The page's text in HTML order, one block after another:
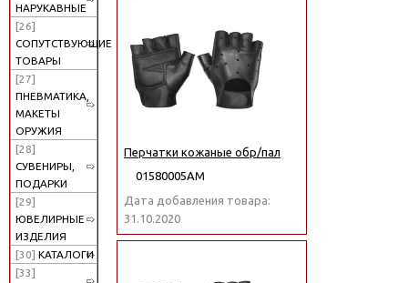
НАРУКАВНЫЕ
[26]
СОПУТСТВУЮЩИЕ
ТОВАРЫ
[27]
ПНЕВМАТИКА,
МАКЕТЫ
ОРУЖИЯ
[28]
СУВЕНИРЫ,
ПОДАРКИ
[29]
ЮВЕЛИРНЫЕ
ИЗДЕЛИЯ
[30] КАТАЛОГИ
[33]
Перчатки кожаные обр/пал
01580005АМ
Дата добавления товара:
31.10.2020